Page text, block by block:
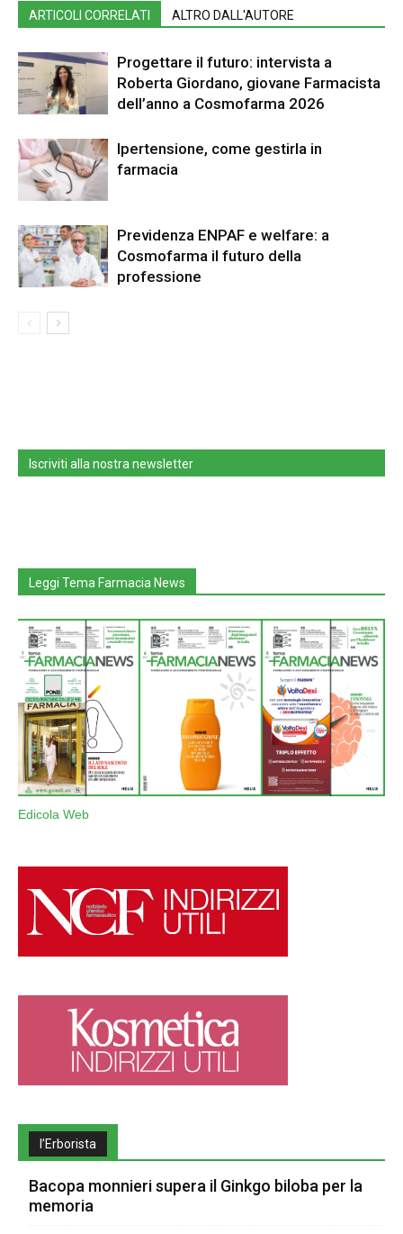
ARTICOLI CORRELATI ALTRO DALL'AUTORE
Progettare il futuro: intervista a
Roberta Giordano, giovane Farmacista
dell’anno a Cosmofarma 2026
Ipertensione, come gestirla in
farmacia
Previdenza ENPAF e welfare: a
Cosmofarma il futuro della
professione
Iscriviti alla nostra newsletter
Leggi Tema Farmacia News
Edicola Web
l’Erborista
Bacopa monnieri supera il Ginkgo biloba per la
memoria